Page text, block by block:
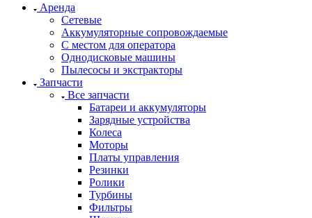
Аренда
Сетевые
Аккумуляторные сопровождаемые
С местом для оператора
Однодисковые машины
Пылесосы и экстракторы
Запчасти
Все запчасти
Батареи и аккумуляторы
Зарядные устройства
Колеса
Моторы
Платы управления
Резинки
Ролики
Турбины
Фильтры